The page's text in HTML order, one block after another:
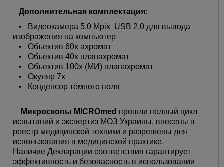
Дополнительная комплектация:
• Видеокамера 5,0 Mpix USB 2,0 для вывода
изображения на компьютер
• Объектив 60х ахромат
• Объектив 40х планахромат
• Объектив 100х (МИ) планахромат
• Окуляр 7х
• Конденсор тёмного поля
Микроскопы MICROmed прошли полный цикл
испытаний и экспертиз МОЗ Украины, внесены в
реестр медицинской техники и разрешены для
использования в медицинской практике.
Наличие Декларации соответствия гарантирует
эффективность и безопасность в использовании